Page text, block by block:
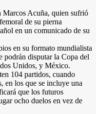
Marcos Acuña, quien sufrió
de su pierna
en un comunicado de su
en su formato mundialista
podrán disputar la Copa del
Unidos, y México.
104 partidos, cuando
en los que se incluye una
que los futuros
ocho duelos en vez de